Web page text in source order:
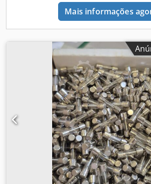
Mais informações